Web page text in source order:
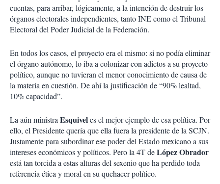
cuentas, para arribar, lógicamente, a la intención de destruir los
órganos electorales independientes, tanto INE como el Tribunal
Electoral del Poder Judicial de la Federación.
En todos los casos, el proyecto era el mismo: si no podía eliminar
el órgano autónomo, lo iba a colonizar con adictos a su proyecto
político, aunque no tuvieran el menor conocimiento de causa de
la materia en cuestión. De ahí la justificación de “90% lealtad,
10% capacidad”.
La aún ministra Esquiveles el mejor ejemplo de esa política. Por
ello, el Presidente quería que ella fuera la presidente de la SCJN.
Justamente para subordinar ese poder del Estado mexicano a sus
intereses económicos y políticos. Pero la 4T deLópez Obrador
está tan torcida a estas alturas del sexenio que ha perdido toda
referencia ética y moral en su quehacer político.